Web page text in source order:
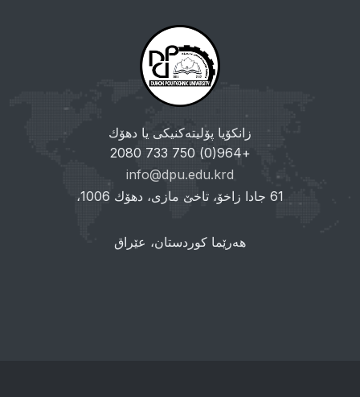
زانکۆیا پۆلیتەکنیکی یا دهۆك
+964(0) 750 733 2080
info@dpu.edu.krd
61 جادا زاخۆ، تاخێ مازی، دهۆك 1006،
هەرێما کوردستان، عێراق